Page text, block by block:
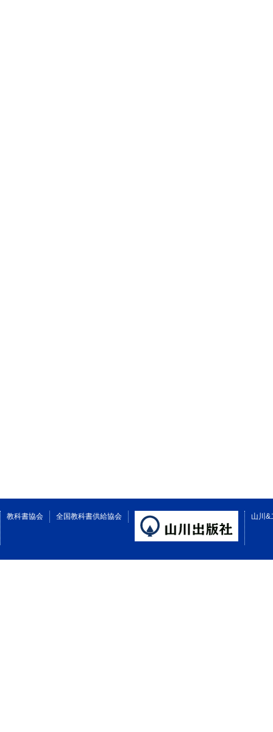
教科書協会 全国教科書供給協会 山川&